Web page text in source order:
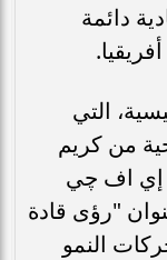
دائمة
التي
من كريم
إي اف چي
"رؤى قادة
النمو